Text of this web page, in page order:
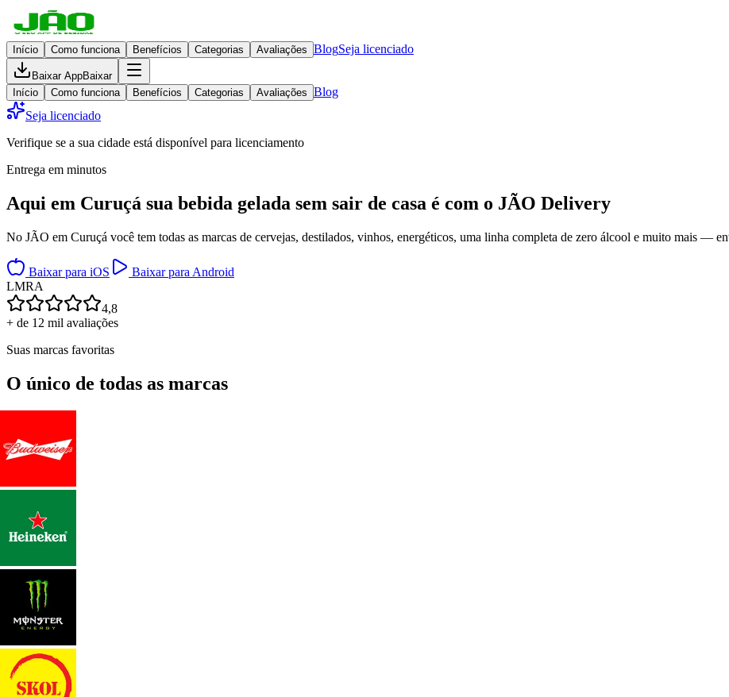
Início Como funciona Benefícios Categorias Avaliações BlogSeja licenciado
Baixar AppBaixar
Início
Como funciona Benefícios Categorias Avaliações Blog
Seja licenciado
Verifique se a sua cidade está disponível para licenciamento
Entrega em minutos
Aqui em Curuçá sua bebida gelada sem sair de casa é com o JÃO Delivery
No JÃO em Curuçá você tem todas as marcas de cervejas, destilados, vinhos, energéticos, uma linha completa de zero álcool e muito mais —
Baixar para iOS
Baixar para Android
LMRA
4,8
+ de 12 mil avaliações
Suas marcas favoritas
O único de todas as marcas